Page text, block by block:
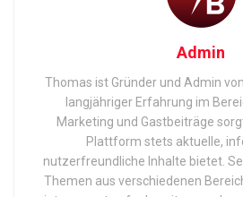
Admin
Thomas ist Gründer und Admin
langjähriger Erfahrung im
Marketing und Gastbeiträge
Plattform stets aktuelle,
nutzerfreundliche Inhalte bietet.
Themen aus verschiedenen